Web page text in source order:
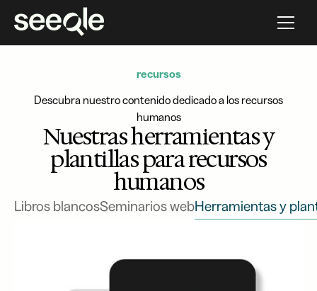
recursos
Descubra nuestro contenido dedicado a los recursos
humanos
Nuestras herramientas y
plantillas para recursos
humanos
Libros blancosSeminarios webHerramientas y